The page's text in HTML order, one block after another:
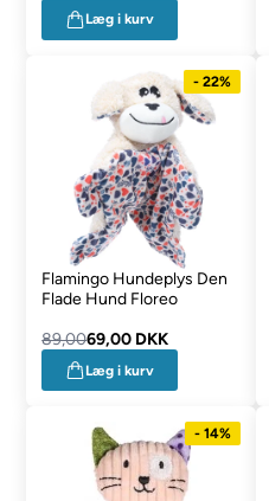
Læg i kurv
- 22%
Flamingo Hundeplys Den
Flade Hund Floreo
89,0069,00 DKK
Læg i kurv
- 14%